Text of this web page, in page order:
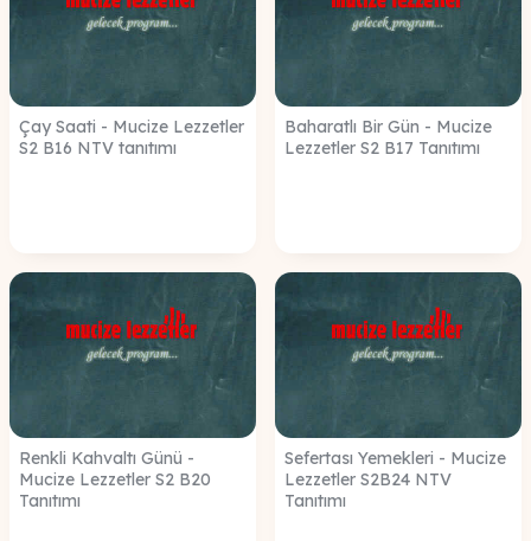
Çay Saati - Mucize Lezzetler
S2 B16 NTV tanıtımı
Baharatlı Bir Gün - Mucize
Lezzetler S2 B17 Tanıtımı
Renkli Kahvaltı Günü -
Mucize Lezzetler S2 B20
Tanıtımı
Sefertası Yemekleri - Mucize
Lezzetler S2B24 NTV
Tanıtımı